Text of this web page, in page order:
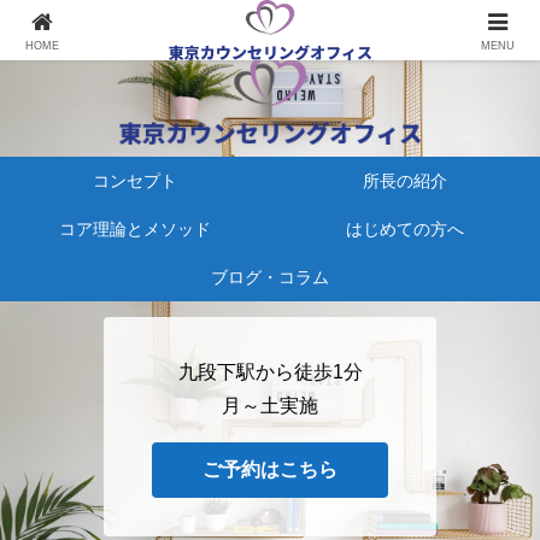
心療内科にかかる、その前に
コンセプト 所長の紹介
コア理論とメソッド はじめての方へ
ブログ・コラム
九段下駅から徒歩1分
月～土実施
ご予約はこちら
HOME MENU